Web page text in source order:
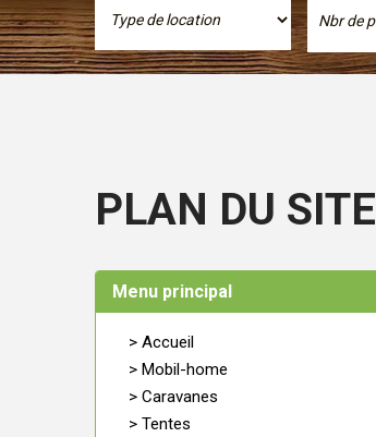
PLAN DU SITE
Menu principal
> Accueil
> Mobil-home
> Caravanes
> Tentes